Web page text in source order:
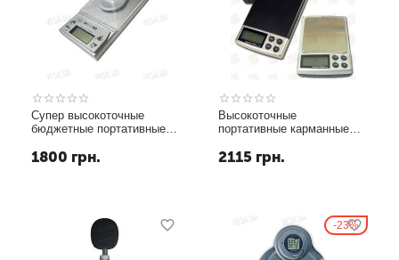
Супер высокоточные
бюджетные портативные
ювелирные весы с
дискретностью измерения
1800 грн.
Высокоточные
портативные карманные
мини весы с дискретой
0.01 грамма и макс. весом
2115 грн.
23%